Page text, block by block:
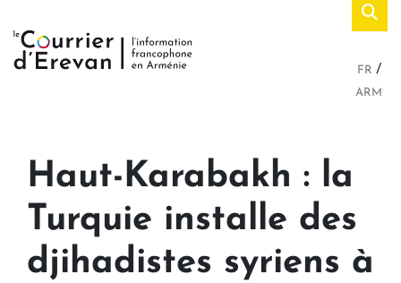
FR
ARM
Haut-Karabakh : la
Turquie installe des
djihadistes syriens à